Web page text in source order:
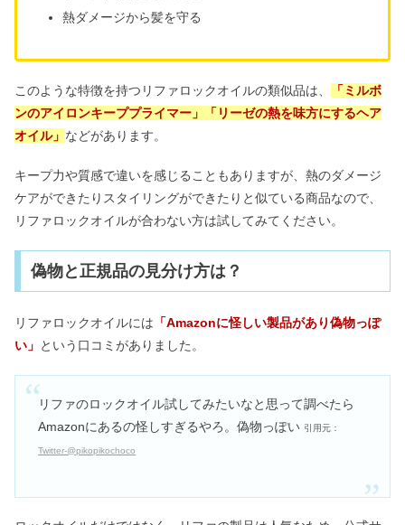
熱ダメージから髪を守る
このような特徴を持つリファロックオイルの類似品は、
「ミルボ
ンのアイロンキーププライマー」「リーゼの熱を味方にするヘア
オイル」 などがあります。
キープ力や質感で違いを感じることもありますが、熱のダメージ
ケアができたりスタイリングができたりと似ている商品なので、
リファロックオイルが合わない方は試してみてください。
偽物と正規品の見分け方は？
リファロックオイルには 「Amazonに怪しい製品があり偽物っぽ
い」 という口コミがありました。
リファのロックオイル試してみたいなと思って調べたら
Amazonにあるの怪しすぎるやろ。偽物っぽい 引用元：
Twitter-@pikopikochoco